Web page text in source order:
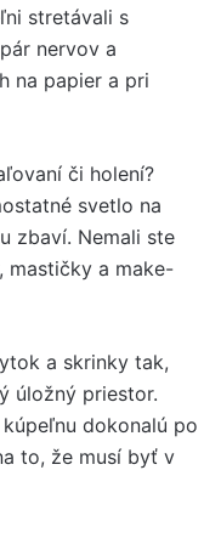
stretávali s
nervov a
na papier a pri
či holení?
svetlo na
zbaví. Nemali ste
mastičky a make-
a skrinky tak,
úložný priestor.
dokonalú po
to, že musí byť v